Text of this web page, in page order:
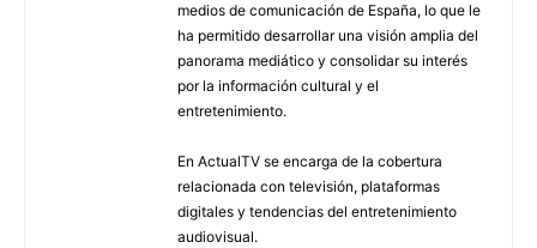
medios de comunicación de España, lo que le
ha permitido desarrollar una visión amplia del
panorama mediático y consolidar su interés
por la información cultural y el
entretenimiento.
En ActualTV se encarga de la cobertura
relacionada con televisión, plataformas
digitales y tendencias del entretenimiento
audiovisual.